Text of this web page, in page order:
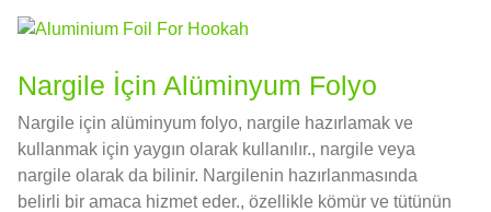
Nargile İçin Alüminyum Folyo
Nargile için alüminyum folyo, nargile hazırlamak ve
kullanmak için yaygın olarak kullanılır., nargile veya
nargile olarak da bilinir. Nargilenin hazırlanmasında
belirli bir amaca hizmet eder., özellikle kömür ve tütünün